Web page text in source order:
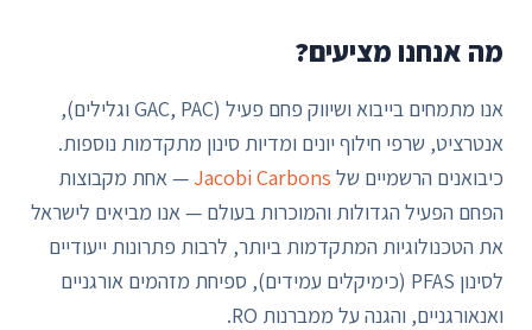
מה אנחנו מציעים?
אנו מתמחים בייבוא ושיווק פחם פעיל (GAC, PAC וגלילים),
אנטרציט, שרפי חילוף יונים ומדיות סינון מתקדמות נוספות.
כיבואנים הרשמיים של Jacobi Carbons — אחת מקבוצות
הפחם הפעיל הגדולות והמוכרות בעולם — אנו מביאים לישראל
את הטכנולוגיות המתקדמות ביותר, לרבות פתרונות ייעודיים
לסינון PFAS (כימיקלים עמידים), ספיחת מזהמים אורגניים
ואנאורגניים, והגנה על ממברנות RO.